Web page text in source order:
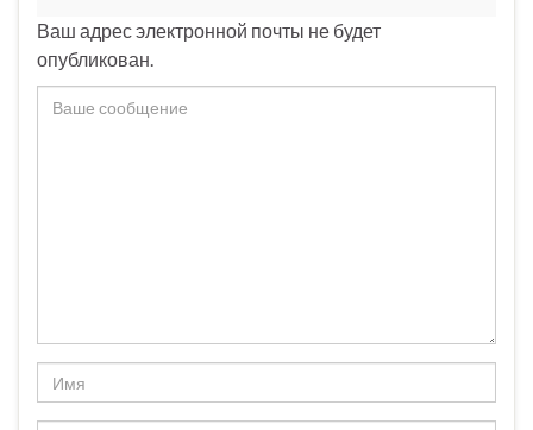
Ваш адрес электронной почты не будет
опубликован.